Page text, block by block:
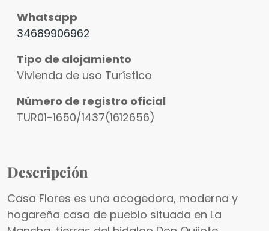
Whatsapp
34689906962
Tipo de alojamiento
Vivienda de uso Turístico
Número de registro oficial
TUR01-1650/1437(1612656)
Descripción
Casa Flores es una acogedora, moderna y
hogareña casa de pueblo situada en La